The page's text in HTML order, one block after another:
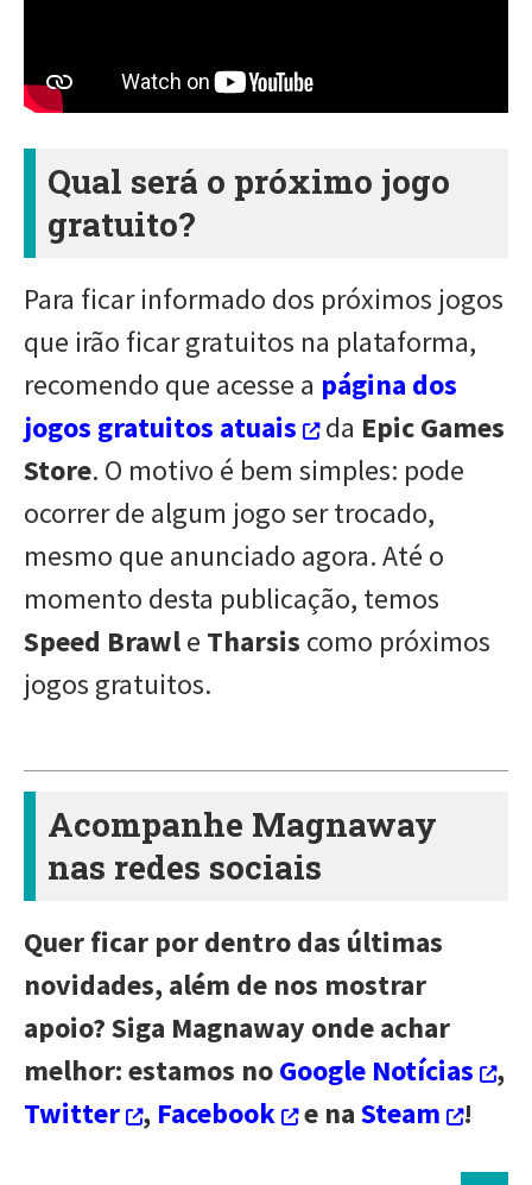
Qual será o próximo jogo
gratuito?
Para ficar informado dos próximos jogos
que irão ficar gratuitos na plataforma,
recomendo que acesse a página dos
jogos gratuitos atuais
da Epic Games
Store. O motivo é bem simples: pode
ocorrer de algum jogo ser trocado,
mesmo que anunciado agora. Até o
momento desta publicação, temos
Speed Brawle Tharsis como próximos
jogos gratuitos.
Acompanhe Magnaway
nas redes sociais
Quer ficar por dentro das últimas
novidades, além de nos mostrar
apoio? Siga Magnaway onde achar
melhor: estamos noGoogle Notícias
,
Twitter
, Facebook e naSteam !